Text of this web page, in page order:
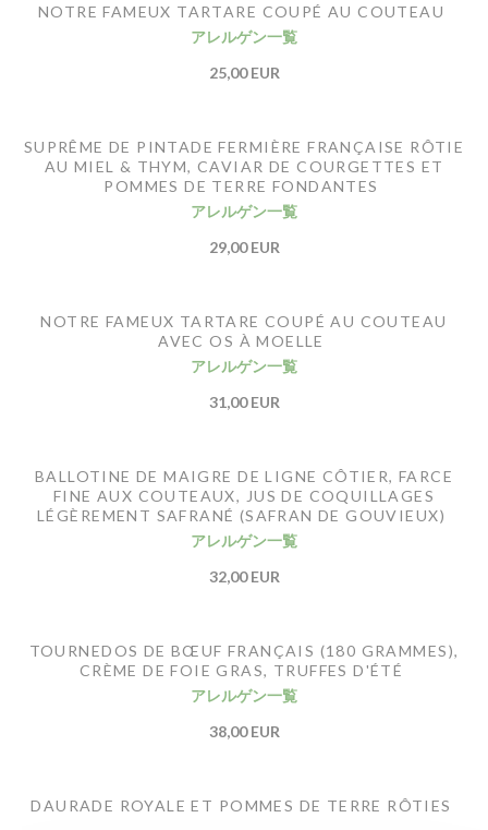
NOTRE FAMEUX TARTARE COUPÉ AU COUTEAU
アレルゲン一覧
25,00 EUR
SUPRÊME DE PINTADE FERMIÈRE FRANÇAISE RÔTIE
AU MIEL & THYM, CAVIAR DE COURGETTES ET
POMMES DE TERRE FONDANTES
アレルゲン一覧
29,00 EUR
NOTRE FAMEUX TARTARE COUPÉ AU COUTEAU
AVEC OS À MOELLE
アレルゲン一覧
31,00 EUR
BALLOTINE DE MAIGRE DE LIGNE CÔTIER, FARCE
FINE AUX COUTEAUX, JUS DE COQUILLAGES
LÉGÈREMENT SAFRANÉ (SAFRAN DE GOUVIEUX)
アレルゲン一覧
32,00 EUR
TOURNEDOS DE BŒUF FRANÇAIS (180 GRAMMES),
CRÈME DE FOIE GRAS, TRUFFES D'ÉTÉ
アレルゲン一覧
38,00 EUR
DAURADE ROYALE ET POMMES DE TERRE RÔTIES